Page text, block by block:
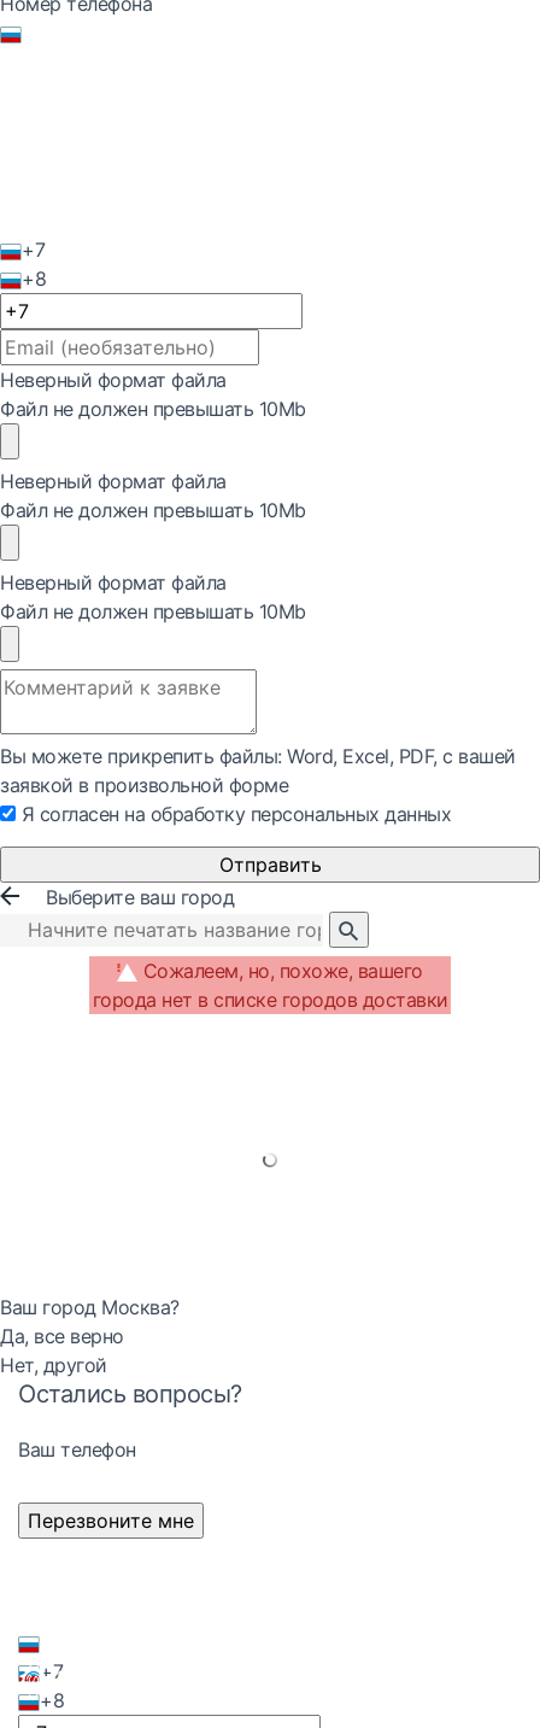
+7
+8
Неверный формат файла
Файл не должен превышать 10Mb
Неверный формат файла
Файл не должен превышать 10Mb
Неверный формат файла
Файл не должен превышать 10Mb
Вы можете прикрепить файлы: Word, Exсel, PDF, с вашей
заявкой в произвольной форме
Я согласен на обработку персональных данных
Отправить
Выберите ваш город
Сожалеем, но, похоже, вашего
города нет в списке городов доставки
Ваш город Москва?
Да, все верно
Нет, другой
Остались вопросы?
Ваш телефон
+7
+8
Перезвоните мне